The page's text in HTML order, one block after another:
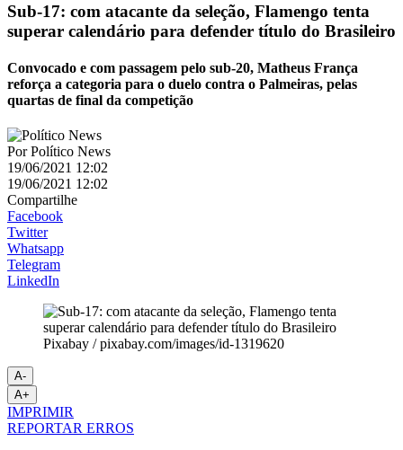
Sub-17: com atacante da seleção, Flamengo tenta
superar calendário para defender título do Brasileiro
Convocado e com passagem pelo sub-20, Matheus França
reforça a categoria para o duelo contra o Palmeiras, pelas
quartas de final da competição
PorPolítico News
19/06/2021 12:02
19/06/2021 12:02
Compartilhe
Facebook
Twitter
Whatsapp
Telegram
LinkedIn
Pixabay / pixabay.com/images/id-1319620
A-
A+
IMPRIMIR
REPORTAR ERROS